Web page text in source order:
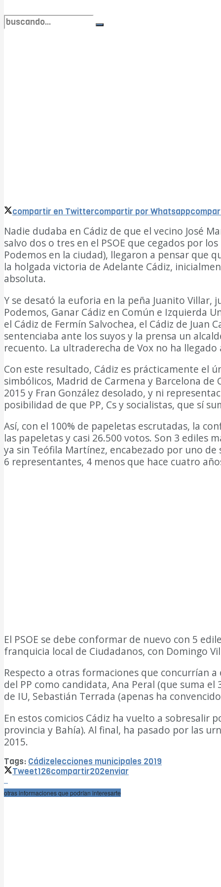
compartir en Twittercompartir por Whatsapp
Nadie dudaba en Cádiz de que el vecino José
salvo dos o tres en el PSOE que cegados por
Podemos en la ciudad), llegaron a pensar que
la holgada victoria de Adelante Cádiz,
absoluta.
Y se desató la euforia en la peña Juanito
Podemos, Ganar Cádiz en Común e Izquierda
el Cádiz de Fermín Salvochea, el Cádiz de Juan
sentenciaba ante los suyos y la prensa un
recuento. La ultraderecha de Vox no ha
Con este resultado, Cádiz es prácticamente el
simbólicos, Madrid de Carmena y Barcelona
2015 y Fran González desolado, y ni
posibilidad de que PP, Cs y socialistas, que sí
Así, con el 100% de papeletas escrutadas, la
las papeletas y casi 26.500 votos. Son 3 ediles
ya sin Teófila Martínez, encabezado por uno de
6 representantes, 4 menos que hace cuatro
El PSOE se debe conformar de nuevo con 5
franquicia local de Ciudadanos, con Domingo
Respecto a otras formaciones que concurrían
del PP como candidata, Ana Peral (que suma
de IU, Sebastián Terrada (apenas ha
En estos comicios Cádiz ha vuelto a
provincia y Bahía). Al final, ha pasado por las
2015.
Tags: Cádizelecciones municipales 2019
Tweet126compartir202enviar
otras informaciones que podrían interesarte